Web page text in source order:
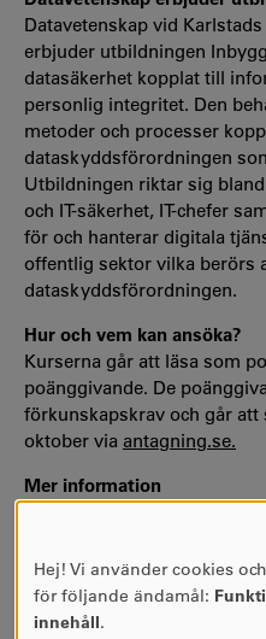
Datavetenskap vid
erbjuder utbildningen
datasäkerhet kopplat till
personlig integritet. Den
metoder och processer
dataskyddsförordningen
Utbildningen riktar sig
och IT-säkerhet, IT-chefer
för och hanterar digitala
offentlig sektor vilka berörs
dataskyddsförordningen.
Hur och vem kan ansöka?
Kurserna går att läsa som
poänggivande. De
förkunskapskrav och går att
oktober via antagning.se.
Mer information
Användning
av
Hej! Vi använder cookies
för följande ändamål:
innehåll.